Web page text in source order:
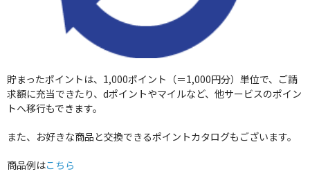
貯まったポイントは、1,000ポイント（＝1,000円分）単位で、ご請
求額に充当できたり、dポイントやマイルなど、他サービスのポイン
トへ移行もできます。
また、お好きな商品と交換できるポイントカタログもございます。
商品例はこちら